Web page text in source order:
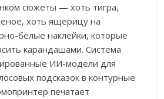
сюжеты — хоть тигра,
хоть ящерицу на
белые наклейки, которые
карандашами. Система
ИИ-модели для
подсказок в контурные
печатает